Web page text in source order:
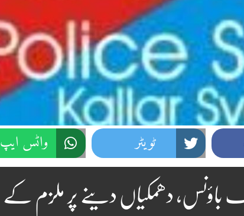
ٹویٹر واٹس ایپ
باؤنس، دھمکیاں دینے پر ملزم کے